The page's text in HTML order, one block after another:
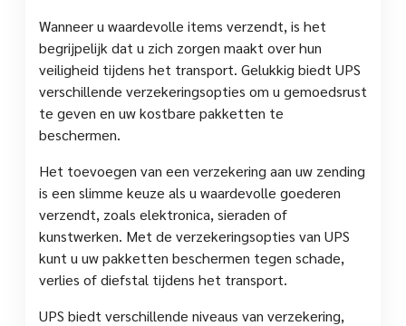
Wanneer u waardevolle items verzendt, is het
begrijpelijk dat u zich zorgen maakt over hun
veiligheid tijdens het transport. Gelukkig biedt UPS
verschillende verzekeringsopties om u gemoedsrust
te geven en uw kostbare pakketten te
beschermen.
Het toevoegen van een verzekering aan uw zending
is een slimme keuze als u waardevolle goederen
verzendt, zoals elektronica, sieraden of
kunstwerken. Met de verzekeringsopties van UPS
kunt u uw pakketten beschermen tegen schade,
verlies of diefstal tijdens het transport.
UPS biedt verschillende niveaus van verzekering,